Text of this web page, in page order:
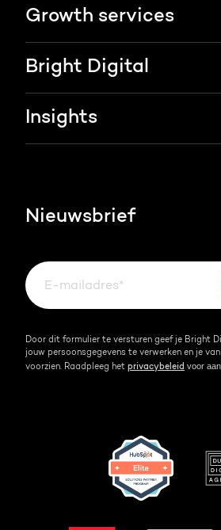
HubSpot integraties
HubSpot CRM maatwerk
HubSpot trainingen
Growth services
Websites & portals
Groei strategie
AI services
Bright Digital
Over ons
Team
Insights
Events & webinars
Kennisbank
Nieuwsbrief
Door dit formulier te versturen geef je Bright
jouw persoonsgegevens te verwerken en je
voorzien. Raadpleeg het privacybeleid voor